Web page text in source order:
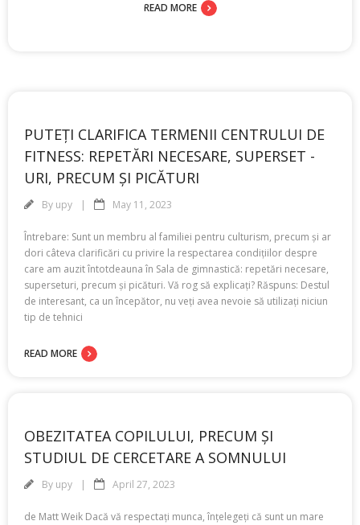
READ MORE
PUTEȚI CLARIFICA TERMENII CENTRULUI DE
FITNESS: REPETĂRI NECESARE, SUPERSET -
URI, PRECUM ȘI PICĂTURI
By upy May 11, 2023
Întrebare: Sunt un membru al familiei pentru culturism, precum și ar
dori câteva clarificări cu privire la respectarea condițiilor despre
care am auzit întotdeauna în Sala de gimnastică: repetări necesare,
superseturi, precum și picături. Vă rog să explicați? Răspuns: Destul
de interesant, ca un începător, nu veți avea nevoie să utilizați niciun
tip de tehnici
READ MORE
OBEZITATEA COPILULUI, PRECUM ȘI
STUDIUL DE CERCETARE A SOMNULUI
By upy April 27, 2023
de Matt Weik Dacă vă respectați munca, înțelegeți că sunt un mare